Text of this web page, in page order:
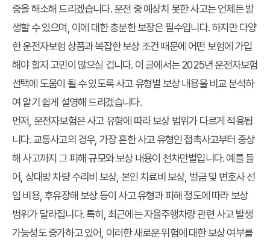
증을 해소해 드리겠습니다. 운전 중 예상치 못한 사고는 언제든 발
생할 수 있으며, 이에 대한 충분한 보장은 필수입니다. 하지만 다양
한 운전자보험 상품과 복잡한 보상 조건 때문에 어떤 보험에 가입
해야 할지 고민이 많으실 겁니다. 이 글에서는 2025년 운전자보험
선택에 도움이 될 수 있도록 사고 유형별 보상 내용을 비교 분석하
여 알기 쉽게 설명해 드리겠습니다.
먼저, 운전자보험은 사고 유형에 따라 보상 범위가 다르게 적용됩
니다. 교통사고의 경우, 가장 흔한 사고 유형인 접촉사고부터 중상
해 사고까지 그 피해 규모와 보상 내용이 천차만별입니다. 예를 들
어, 상대방 차량 수리비 보상, 본인 치료비 보상, 벌금 및 변호사 선
임 비용, 후유장해 보상 등이 사고 유형과 피해 정도에 따라 보상
범위가 달라집니다. 특히, 최근에는 자율주행차량 관련 사고 발생
가능성도 증가하고 있어, 이러한 새로운 위험에 대한 보상 여부를